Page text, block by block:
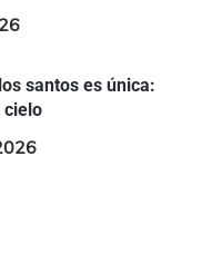
santos es única:
cielo